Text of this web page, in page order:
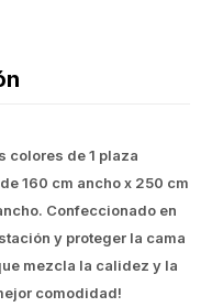
colores de 1 plaza
160 cm ancho x 250 cm
Confeccionado en
y proteger la cama
mezcla la calidez y la
comodidad!